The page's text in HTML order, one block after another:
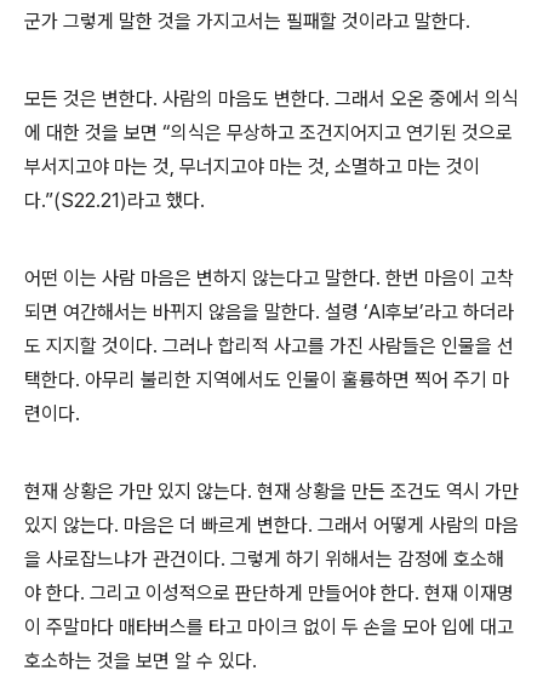
군가 그렇게 말한 것을 가지고서는 필패할 것이라고 말한다.
모든 것은 변한다. 사람의 마음도 변한다. 그래서 오온 중에서 의식
에 대한 것을 보면 “의식은 무상하고 조건지어지고 연기된 것으로
부서지고야 마는 것, 무너지고야 마는 것, 소멸하고 마는 것이
다.”(S22.21)라고 했다.
어떤 이는 사람 마음은 변하지 않는다고 말한다. 한번 마음이 고착
되면 여간해서는 바뀌지 않음을 말한다. 설령 ‘AI후보’라고 하더라
도 지지할 것이다. 그러나 합리적 사고를 가진 사람들은 인물을 선
택한다. 아무리 불리한 지역에서도 인물이 훌륭하면 찍어 주기 마
련이다.
현재 상황은 가만 있지 않는다. 현재 상황을 만든 조건도 역시 가만
있지 않는다. 마음은 더 빠르게 변한다. 그래서 어떻게 사람의 마음
을 사로잡느냐가 관건이다. 그렇게 하기 위해서는 감정에 호소해
야 한다. 그리고 이성적으로 판단하게 만들어야 한다. 현재 이재명
이 주말마다 매타버스를 타고 마이크 없이 두 손을 모아 입에 대고
호소하는 것을 보면 알 수 있다.